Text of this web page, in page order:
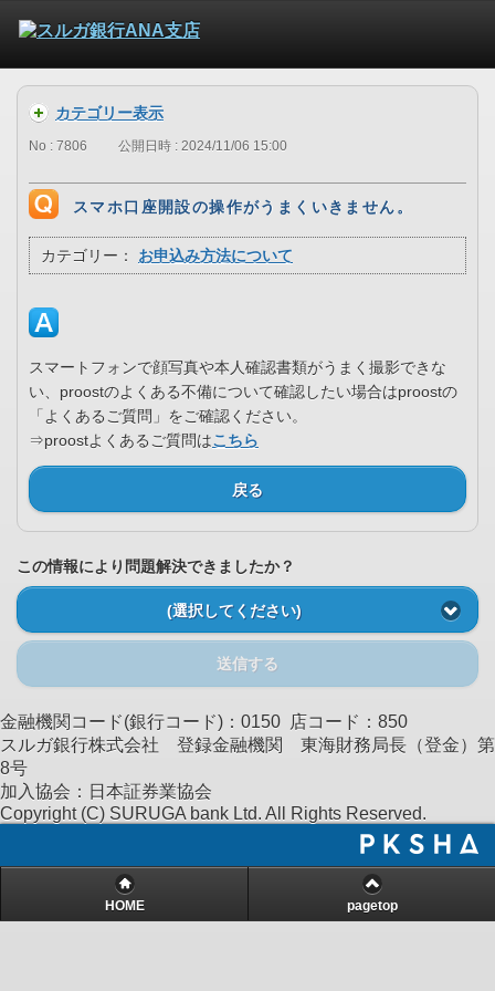
カテゴリー表示
No : 7806 公開日時 : 2024/11/06 15:00
スマホ口座開設の操作がうまくいきません。
カテゴリー： お申込み方法について
スマートフォンで顔写真や本人確認書類がうまく撮影できな
い、proostのよくある不備について確認したい場合はproostの
「よくあるご質問」をご確認ください。
⇒proostよくあるご質問はこちら
戻る
この情報により問題解決できましたか？
(選択してください)
送信する
金融機関コード(銀行コード)：0150 店コード：850
スルガ銀行株式会社 登録金融機関 東海財務局長（登金）第
8号
加入協会：日本証券業協会
Copyright (C) SURUGA bank Ltd. All Rights Reserved.
HOME pagetop